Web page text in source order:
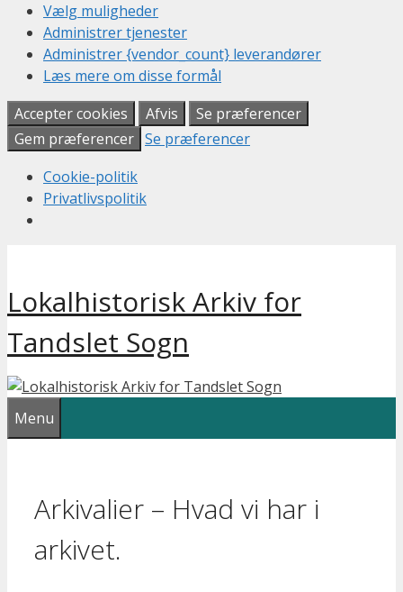
Vælg muligheder
Administrer tjenester
Administrer {vendor_count} leverandører
Læs mere om disse formål
Accepter cookies
Afvis
Se præferencer
Gem præferencer Se præferencer
Cookie-politik
Privatlivspolitik
indhold
Lokalhistorisk Arkiv for
Tandslet Sogn
Menu
Arkivalier – Hvad vi har i
arkivet.